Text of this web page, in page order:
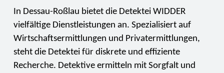
In Dessau-Roßlau bietet die Detektei WIDDER
vielfältige Dienstleistungen an. Spezialisiert auf
Wirtschaftsermittlungen und Privatermittlungen,
steht die Detektei für diskrete und effiziente
Recherche. Detektive ermitteln mit Sorgfalt und